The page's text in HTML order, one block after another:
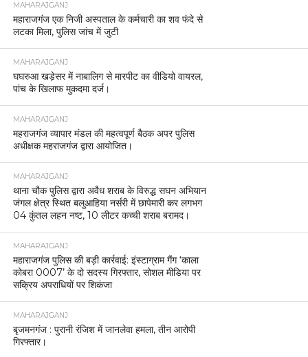
MAHARAJGANJ
महाराजगंज एक निजी अस्पताल के कर्मचारी का शव फंदे से
लटका मिला, पुलिस जांच में जुटी
MAHARAJGANJ
घघरुआ खड़ेसर में नाबालिग से मारपीट का वीडियो वायरल,
पांच के खिलाफ मुकदमा दर्ज।
MAHARAJGANJ
महराजगंज व्यापार मंडल की महत्वपूर्ण बैठक अपर पुलिस
अधीक्षक महराजगंज द्वारा आयोजित।
MAHARAJGANJ
थाना चौक पुलिस द्वारा अवैध शराब के विरुद्ध सघन अभियान
जंगल क्षेत्र स्थित बलुआहिया नर्सरी में छापेमारी कर लगभग
04 कुंतल लहन नष्ट, 10 लीटर कच्ची शराब बरामद।
MAHARAJGANJ
महाराजगंज पुलिस की बड़ी कार्रवाई: इंस्टाग्राम गैंग ‘काला
कोबरा 0007’ के दो सदस्य गिरफ्तार, सोशल मीडिया पर
सक्रिय अपराधियों पर शिकंजा
MAHARAJGANJ
बृजमनगंज : पुरानी रंजिश में जानलेवा हमला, तीन आरोपी
गिरफ्तार।